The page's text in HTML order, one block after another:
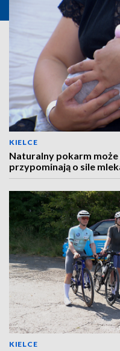
KIELCE
Naturalny pokarm
przypominają o sile
KIELCE